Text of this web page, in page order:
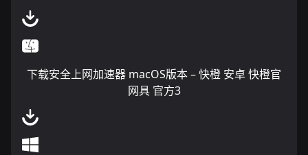
下载安全上网加速器 macOS版本 – 快橙 安卓 快橙官
网具 官方3